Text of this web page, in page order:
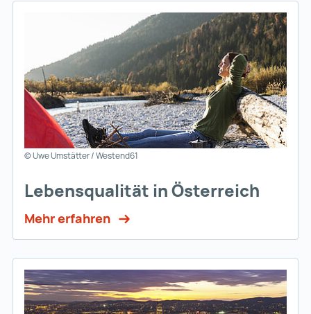
© Uwe Umstätter / Westend61
Lebensqualität in Österreich
Mehr erfahren